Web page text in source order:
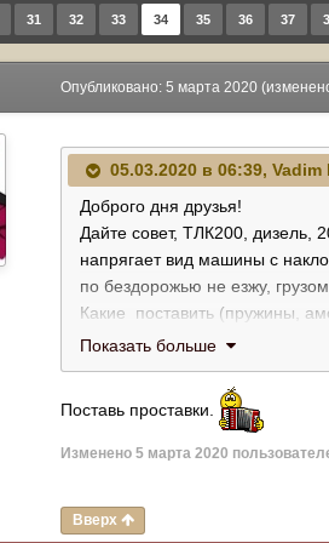
31 32 33 34 35 36 37
Опубликовано: 5 марта 2020
05.03.2020 в 06:39, Vadim
Доброго дня друзья!
Дайте совет, ТЛК200, дизель,
напрягает вид машины с
по бездорожью не езжу,
Какие поставить (пружины,
какую контору посоветуйте
спасибо человеческое !!!
Показать больше
Поставь проставки.
Изменено 5 марта 2020
Вверх